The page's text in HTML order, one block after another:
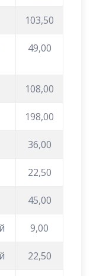
103,50
49,00
108,00
198,00
36,00
22,50
45,00
9,00
22,50